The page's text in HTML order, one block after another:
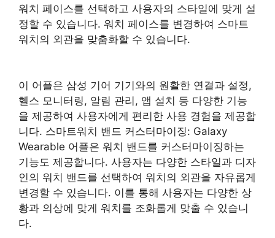
워치 페이스를 선택하고 사용자의 스타일에 맞게 설
정할 수 있습니다. 워치 페이스를 변경하여 스마트
워치의 외관을 맞춤화할 수 있습니다.
이 어플은 삼성 기어 기기와의 원활한 연결과 설정,
헬스 모니터링, 알림 관리, 앱 설치 등 다양한 기능
을 제공하여 사용자에게 편리한 사용 경험을 제공합
니다. 스마트워치 밴드 커스터마이징: Galaxy
Wearable 어플은 워치 밴드를 커스터마이징하는
기능도 제공합니다. 사용자는 다양한 스타일과 디자
인의 워치 밴드를 선택하여 워치의 외관을 자유롭게
변경할 수 있습니다. 이를 통해 사용자는 다양한 상
황과 의상에 맞게 워치를 조화롭게 맞출 수 있습니
다.